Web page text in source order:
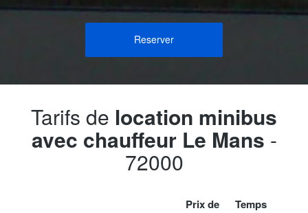
Reserver
Tarifs de location minibus
avec chauffeur Le Mans -
72000
Prix de
Temps